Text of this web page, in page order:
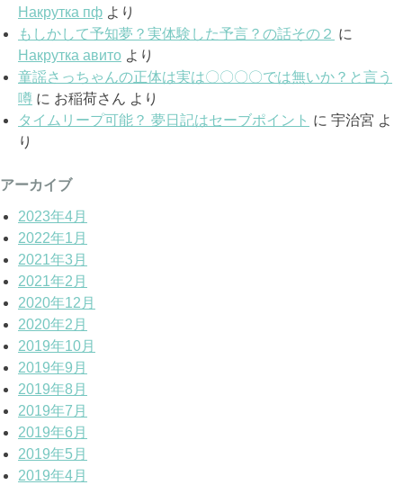
Накрутка пф より
もしかして予知夢？実体験した予言？の話その２ に
Накрутка авито より
童謡さっちゃんの正体は実は〇〇〇〇では無いか？と言う
噂 に お稲荷さん より
タイムリープ可能？ 夢日記はセーブポイント に 宇治宮 よ
り
アーカイブ
2023年4月
2022年1月
2021年3月
2021年2月
2020年12月
2020年2月
2019年10月
2019年9月
2019年8月
2019年7月
2019年6月
2019年5月
2019年4月